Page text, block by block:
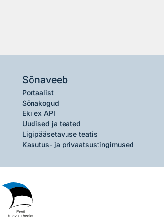
Sõnaveeb
Portaalist
Sõnakogud
Ekilex API
Uudised ja teated
Ligipääsetavuse teatis
Kasutus- ja privaatsustingimused